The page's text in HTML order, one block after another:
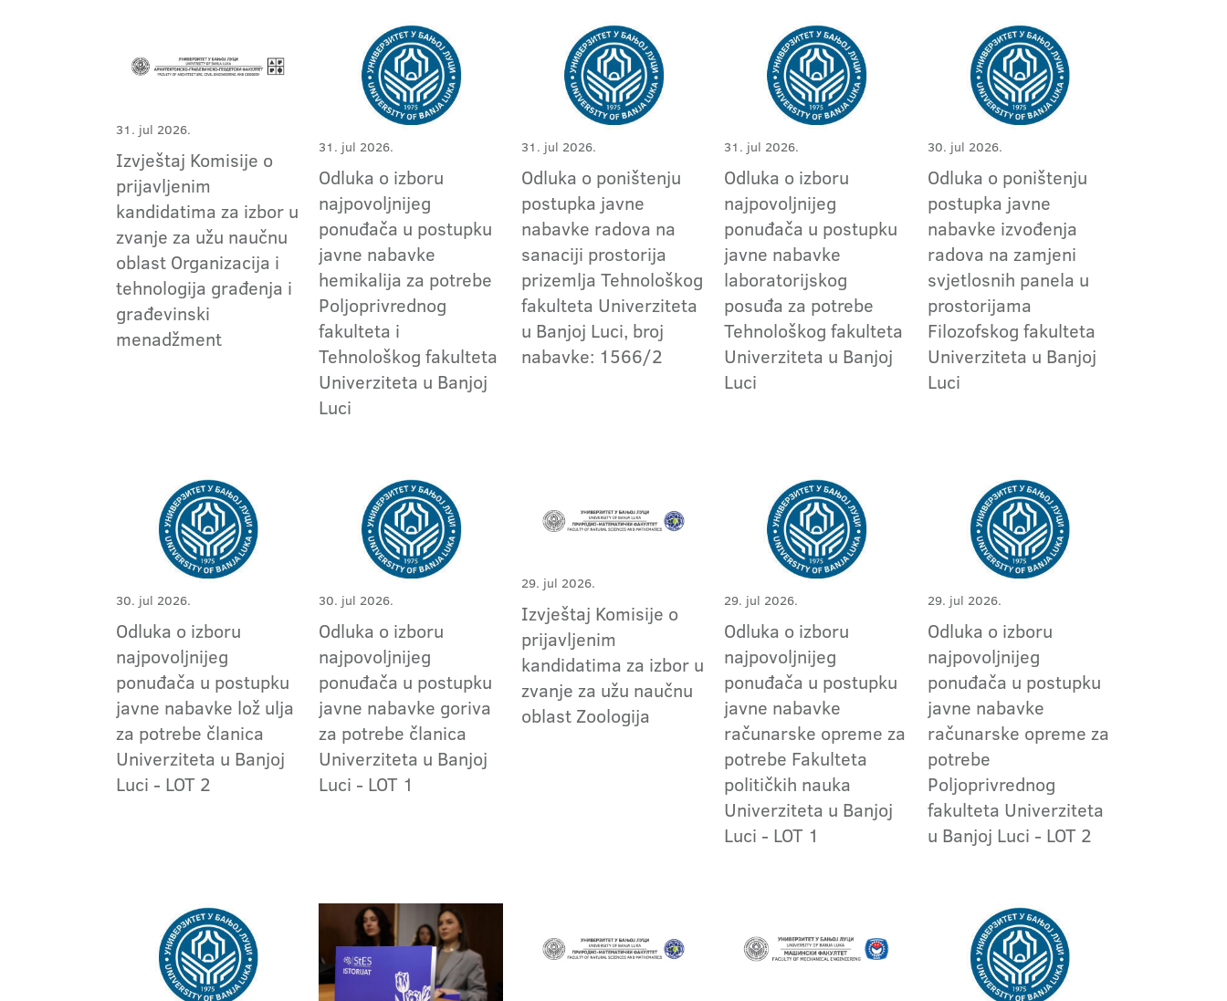
31. jul 2026.
Izvještaj Komisije o
prijavljenim
kandidatima za izbor u
zvanje za užu naučnu
oblast Organizacija i
tehnologija građenja i
građevinski
menadžment
31. jul 2026.
Odluka o izboru
najpovoljnijeg
ponuđača u postupku
javne nabavke
hemikalija za potrebe
Poljoprivrednog
fakulteta i
Tehnološkog fakulteta
Univerziteta u Banjoj
Luci
31. jul 2026.
Odluka o poništenju
postupka javne
nabavke radova na
sanaciji prostorija
prizemlja Tehnološkog
fakulteta Univerziteta
u Banjoj Luci, broj
nabavke: 1566/2
31. jul 2026.
Odluka o izboru
najpovoljnijeg
ponuđača u postupku
javne nabavke
laboratorijskog
posuđa za potrebe
Tehnološkog fakulteta
Univerziteta u Banjoj
Luci
30. jul 2026.
Odluka o poništenju
postupka javne
nabavke izvođenja
radova na zamjeni
svjetlosnih panela u
prostorijama
Filozofskog fakulteta
Univerziteta u Banjoj
Luci
30. jul 2026.
Odluka o izboru
najpovoljnijeg
ponuđača u postupku
javne nabavke lož ulja
za potrebe članica
Univerziteta u Banjoj
Luci - LOT 2
30. jul 2026.
Odluka o izboru
najpovoljnijeg
ponuđača u postupku
javne nabavke goriva
za potrebe članica
Univerziteta u Banjoj
Luci - LOT 1
29. jul 2026.
Izvještaj Komisije o
prijavljenim
kandidatima za izbor u
zvanje za užu naučnu
oblast Zoologija
29. jul 2026.
Odluka o izboru
najpovoljnijeg
ponuđača u postupku
javne nabavke
računarske opreme za
potrebe Fakulteta
političkih nauka
Univerziteta u Banjoj
Luci - LOT 1
29. jul 2026.
Odluka o izboru
najpovoljnijeg
ponuđača u postupku
javne nabavke
računarske opreme za
potrebe
Poljoprivrednog
fakulteta Univerziteta
u Banjoj Luci - LOT 2